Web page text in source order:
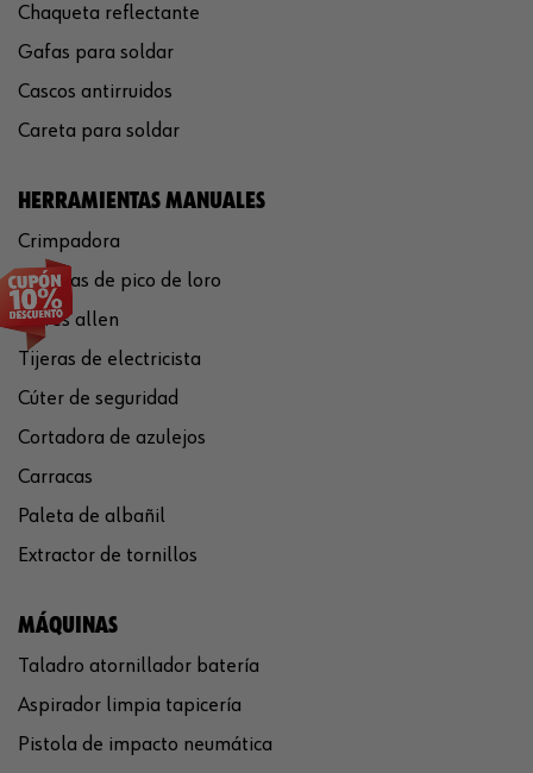
Chaqueta reflectante
Gafas para soldar
Cascos antirruidos
Careta para soldar
HERRAMIENTAS MANUALES
Crimpadora
Tenazas de pico de loro
Llaves allen
Tijeras de electricista
Cúter de seguridad
Cortadora de azulejos
Carracas
Paleta de albañil
Extractor de tornillos
MÁQUINAS
Taladro atornillador batería
Aspirador limpia tapicería
Pistola de impacto neumática